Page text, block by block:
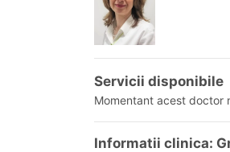
Servicii disponibile
Momentant acest doctor
Informatii clinica: